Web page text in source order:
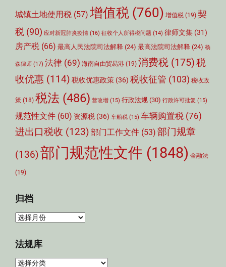
城镇土地使用税 (57) 增值税 (760) 增值税 (19) 契
税 (90) 应对新冠肺炎疫情 (16) 征收个人所得税问题 (14) 律师文集 (31)
房产税 (66) 最高人民法院司法解释 (24) 最高法院司法解释 (24) 杨
森律师 (17) 法律 (69) 海南自由贸易港 (19) 消费税 (175)税
收优惠 (114) 税收优惠政策 (36) 税收征管 (103) 税收政
策 (18) 税法 (486) 营改增 (15) 行政法规 (30) 行政许可批复 (15)
规范性文件 (60) 资源税 (36) 车船税 (15) 车辆购置税 (76)
进出口税收 (123) 部门工作文件 (53) 部门规章
(136)部门规范性文件 (1848) 金融法
(19)
归档
归
法规库
法